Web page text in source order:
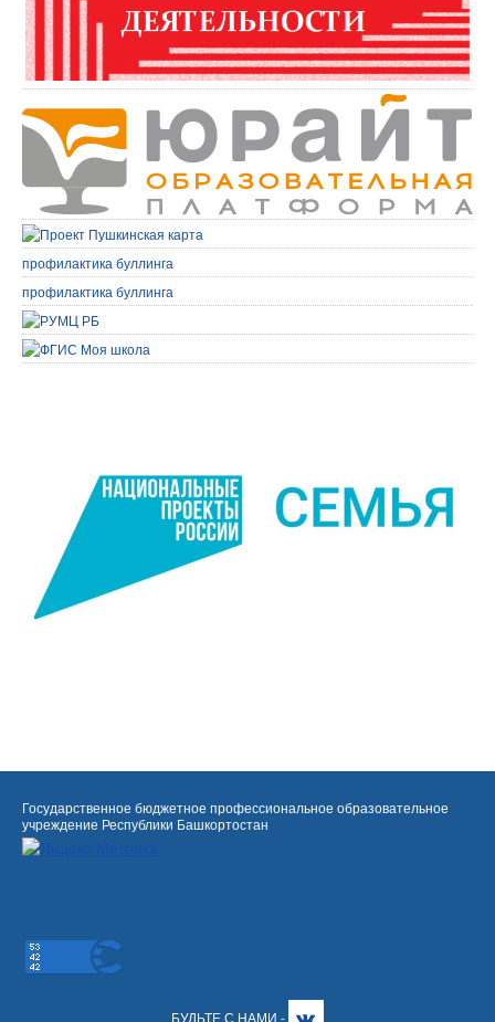
профилактика буллинга
профилактика буллинга
Государственное бюджетное профессиональное образовательное
учреждение Республики Башкортостан
БУДЬТЕ С НАМИ -